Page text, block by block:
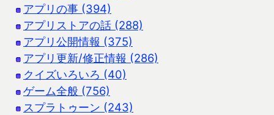
アプリの事 (394)
アプリストアの話 (288)
アプリ公開情報 (375)
アプリ更新/修正情報 (286)
クイズいろいろ (40)
ゲーム全般 (756)
スプラトゥーン (243)